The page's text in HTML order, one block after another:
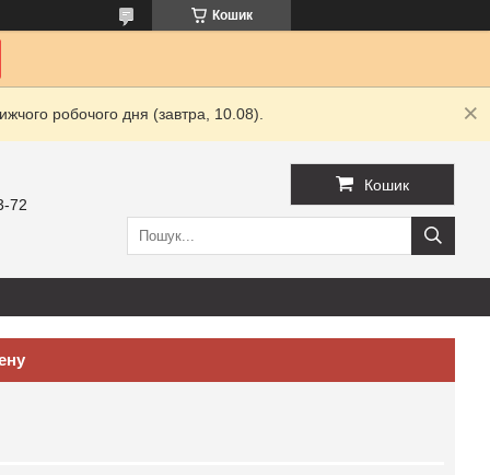
Кошик
робочого дня (завтра, 10.08).
72
Кошик